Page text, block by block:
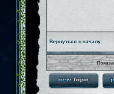
Вернуться к началу